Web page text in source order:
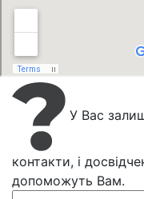
У Вас
контакти, і
допоможуть Вам.